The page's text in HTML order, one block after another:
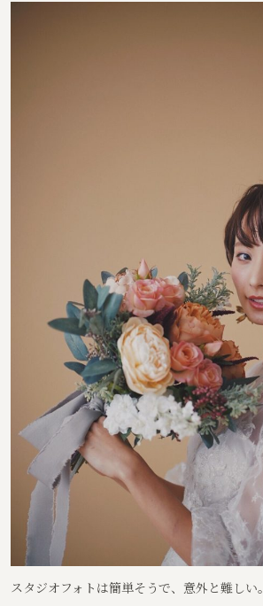
スタジオフォトは簡単そうで、意外と難しい。